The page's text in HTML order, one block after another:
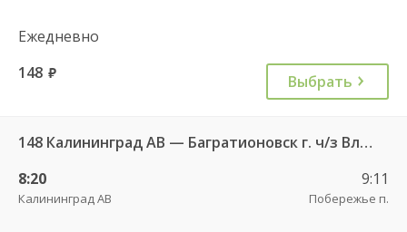
Ежедневно
148 руб. Выбрать
148 Калининград АВ — Багратионовск г. ч/з Владимирово п., Славское п., Долгоруково п.
8:20
Калининград АВ
9:11
Побережье п.